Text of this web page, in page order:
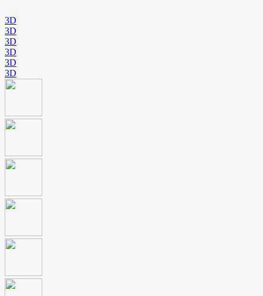
3D
3D
3D
3D
3D
3D